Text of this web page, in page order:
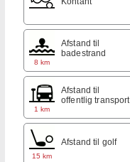
8 km
Afstand til
badestrand
1 km
Afstand til
offentlig transport
15 km
Afstand til golf